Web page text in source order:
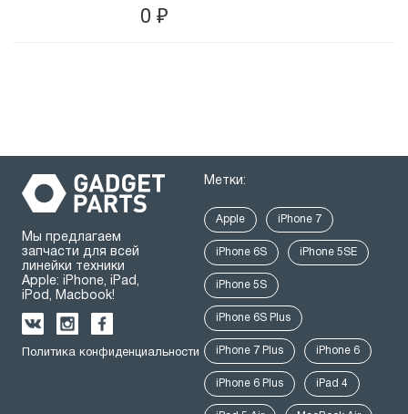
0 ₽
Мы предлагаем
запчасти для всей
линейки техники
Apple: iPhone, iPad,
iPod, Macbook!
Политика конфиденциальности
Метки:
Apple iPhone 7
iPhone 6S iPhone 5SE
iPhone 5S
iPhone 6S Plus
iPhone 7 Plus iPhone 6
iPhone 6 Plus iPad 4